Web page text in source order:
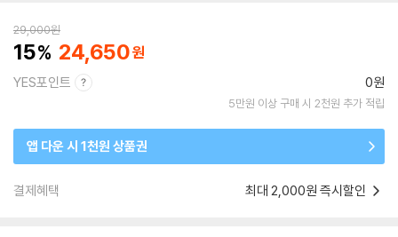
29,000원
15 24,650
YES포인트 0원
5만원 이상 구매 시 2천원 추가 적립
앱 다운 시 1천원 상품권
결제혜택 최대 2,000원 즉시할인